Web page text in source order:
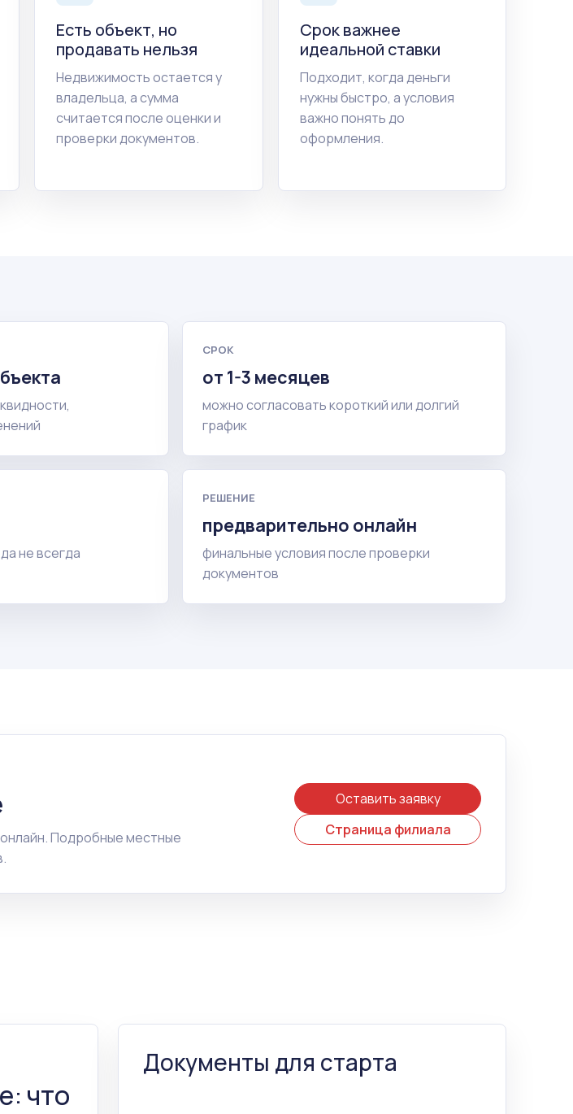
Есть объект, но
продавать нельзя
Недвижимость остается у
владельца, а сумма
считается после оценки и
проверки документов.
Срок важнее
идеальной ставки
Подходит, когда деньги
нужны быстро, а условия
важно понять до
оформления.
СРОК
от 1-3 месяцев
можно согласовать короткий или долгий
график
не всегда
РЕШЕНИЕ
предварительно онлайн
финальные условия после проверки
документов
Подробные местные
Оставить заявку
Страница филиала
что
Документы для старта